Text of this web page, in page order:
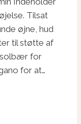
Tilsat
øjne, hud
til støtte af
for
for at…